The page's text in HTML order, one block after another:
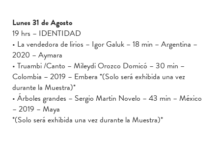
Lunes 31 de Agosto
19 hrs – IDENTIDAD
• La vendedora de lirios – Igor Galuk – 18 min – Argentina –
2020 – Aymara
• Truambi /Canto – Mileydi Orozco Domicó – 30 min –
Colombia – 2019 – Embera *(Solo será exhibida una vez
durante la Muestra)*
• Árboles grandes – Sergio Martin Novelo – 43 min – México
– 2019 – Maya
*(Solo será exhibida una vez durante la Muestra)*